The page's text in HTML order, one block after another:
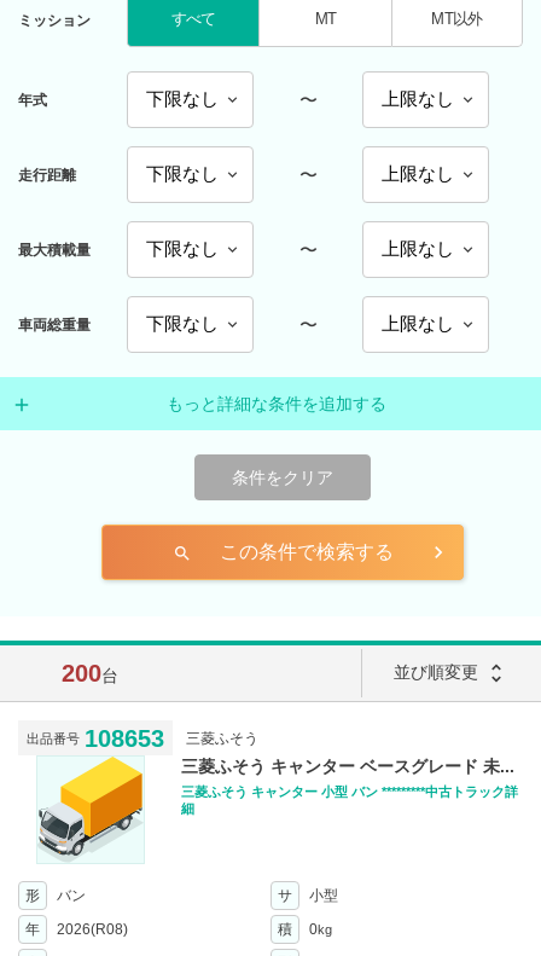
ミッション すべて MT MT以外
年式 〜
走行距離 〜
最大積載量 〜
車両総重量 〜
もっと詳細な条件を追加する
条件をクリア
search この条件で検索する
200台 並び順変更 unfold_more
出品番号 108653 三菱ふそう
三菱ふそう キャンター ベースグレード 未...
三菱ふそう キャンター 小型 バン *********中古トラック詳
細
形 バン サ
小型
年
2026(R08) 積 0kg